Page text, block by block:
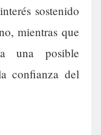
sostenido
mientras que
una posible
confianza del